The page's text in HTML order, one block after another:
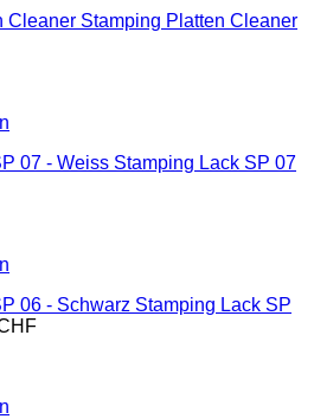
Stamping Platten Cleaner
Stamping Lack SP 07
Stamping Lack SP